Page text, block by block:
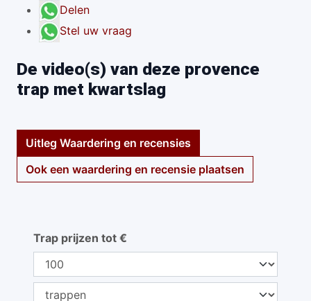
Delen
Stel uw vraag
De video(s) van deze provence
trap met kwartslag
Uitleg Waardering en recensies
Ook een waardering en recensie plaatsen
Trap prijzen tot €